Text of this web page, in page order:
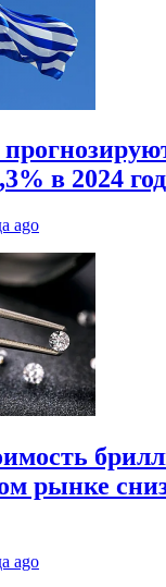
в 2024
ago
рынке
ago